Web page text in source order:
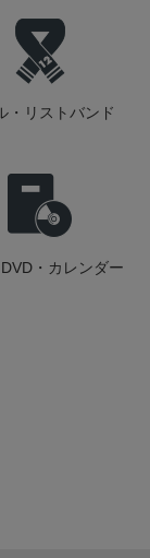
・リストバンド
・カレンダー